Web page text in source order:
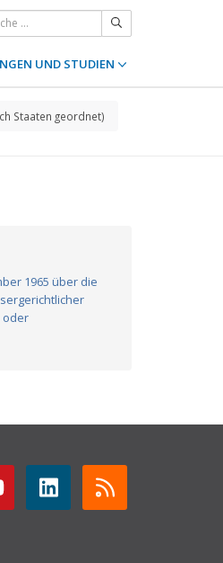
UND STUDIEN
Staaten geordnet)
1965 über die
oder